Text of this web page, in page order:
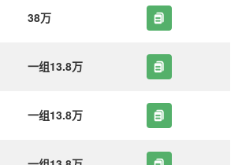
38万
一组13.8万
一组13.8万